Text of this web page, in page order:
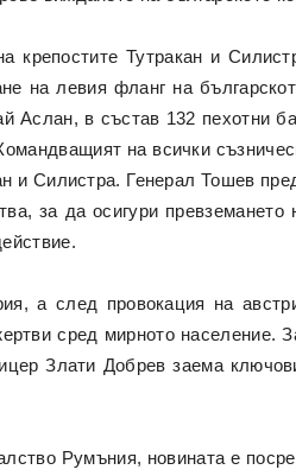
крепостите Тутракан и
на левия фланг на
Аслан, в състав 132 пехотни
на всички
и Силистра. Генерал Тошев
за да осигури
а след провокация на
сред мирното население.
Злати Добрев заема
Румъния, новината е